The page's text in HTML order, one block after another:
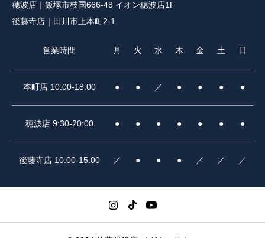
穂波店｜飯塚市枝国666-48 イオン穂波店1F
後藤寺店｜田川市上本町2-1
営業時間 月 火 水 木 金 土 日
本町店 10:00-18:00 ● ● ／ ● ● ● ●
穂波店 9:30-20:00 ● ● ● ● ● ● ●
後藤寺店 10:00-15:00 ／ ● ● ● ／ ／ ／